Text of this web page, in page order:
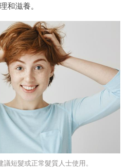
和滋養。
議短髮或正常髮質人士使用。